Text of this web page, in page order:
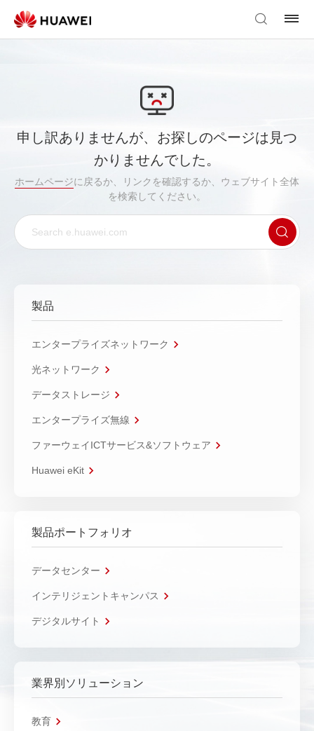
申し訳ありませんが、お探しのページは見つ
かりませんでした。
ホームページに戻るか、リンクを確認するか、ウェブサイト全体
を検索してください。
製品
エンタープライズネットワーク
光ネットワーク
データストレージ
エンタープライズ無線
ファーウェイICTサービス&ソフトウェア
Huawei eKit
製品ポートフォリオ
データセンター
インテリジェントキャンパス
デジタルサイト
業界別ソリューション
教育